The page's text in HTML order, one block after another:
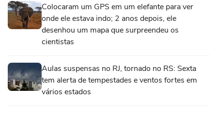
Colocaram um GPS em um elefante para ver
onde ele estava indo; 2 anos depois, ele
desenhou um mapa que surpreendeu os
cientistas
Aulas suspensas no RJ, tornado no RS: Sexta
tem alerta de tempestades e ventos fortes em
vários estados